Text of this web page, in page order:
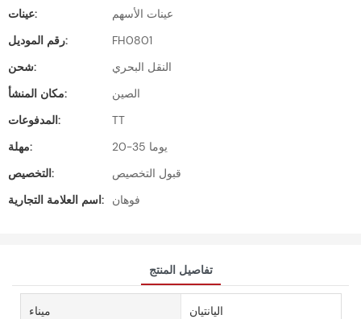
عينات:
عينات الأسهم
رقم الموديل:
FH0801
شحن:
النقل البحري
مكان المنشأ:
الصين
المدفوعات:
TT
مهلة:
20-35 يوما
التخصيص:
قبول التخصيص
اسم العلامة التجارية:
فوهان
تفاصيل المنتج
ميناء اليانتيان